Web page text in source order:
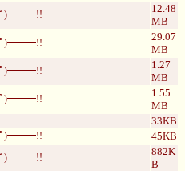
)━━━!!
12.48
MB
)━━━!!
29.07
MB
)━━━!!
1.27
MB
)━━━!!
1.55
MB
33KB
)━━━!! 45KB
)━━━!!
882K
B